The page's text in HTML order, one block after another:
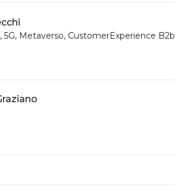
5G, Metaverso, CustomerExperience B2b